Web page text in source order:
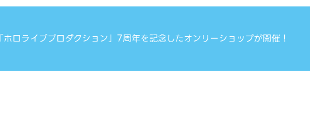
「ホロライブプロダクション」7周年を記念したオンリーショップが開催！